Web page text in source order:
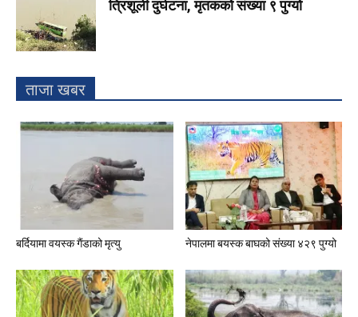
त्रिशूली दुर्घटना, मृतकको संख्या ९ पुग्यो
ताजा खबर
बर्दियामा वयस्क गैंडाको मृत्यु नेपालमा बयस्क बाघको संख्या ४२९ पुग्यो